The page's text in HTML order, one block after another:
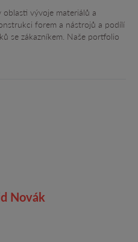
oblasti vývoje materiálů a
forem a nástrojů a podílí
se zákazníkem. Naše portfolio
Novák